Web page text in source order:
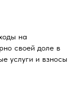
на
своей доле в
услуги и взносы